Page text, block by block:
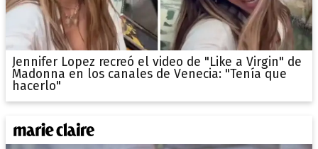
Jennifer Lopez recreó el video de "Like a Virgin" de
Madonna en los canales de Venecia: "Tenía que
hacerlo"